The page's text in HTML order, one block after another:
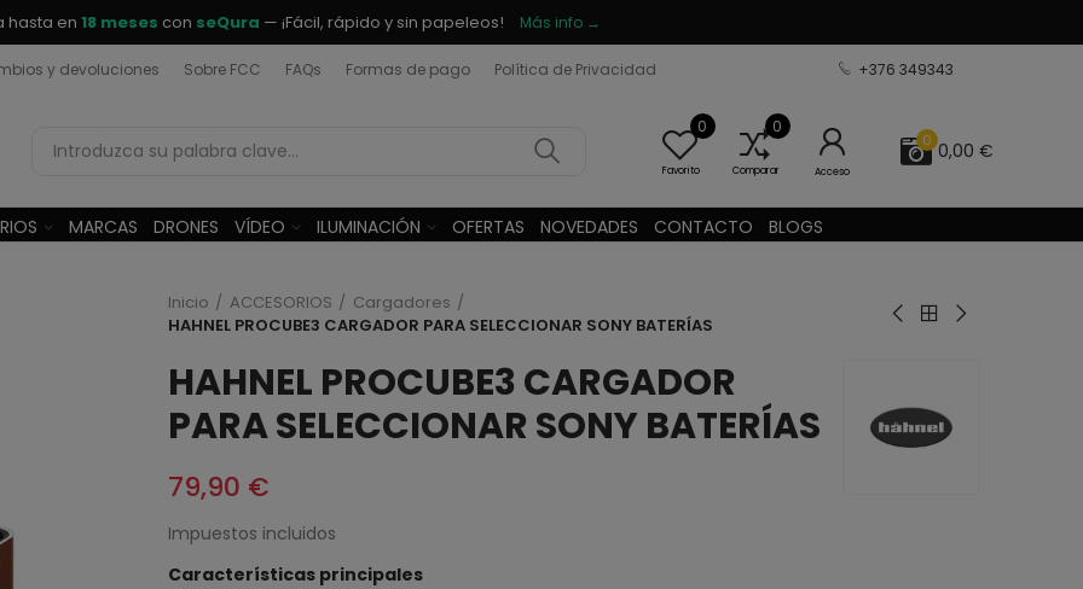
hasta en 18 meses con seQura — ¡Fácil, rápido y sin papeleos! Más info →
y devoluciones Sobre FCC FAQs Formas de pago Política de Privacidad +376 349343
0
Favorito
0
Comparar Acceso
0 0,00 €
MARCAS DRONES VÍDEO ILUMINACIÓN OFERTAS NOVEDADES CONTACTO BLOGS
Inicio ACCESORIOS
Cargadores
HAHNEL PROCUBE3 CARGADOR PARA SELECCIONAR SONY BATERÍAS
HAHNEL PROCUBE3 CARGADOR
PARA SELECCIONAR SONY BATERÍAS
79,90 €
Impuestos incluidos
Características principales